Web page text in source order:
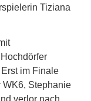
Tiziana
im Finale
Stephanie
verlor nach